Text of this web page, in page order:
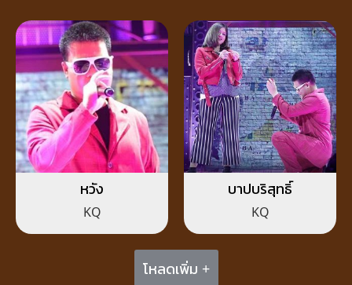
หวัง
KQ
บาปบริสุทธิ์
KQ
โหลดเพิ่ม +